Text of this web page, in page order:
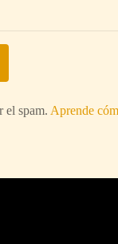
el spam. Aprende